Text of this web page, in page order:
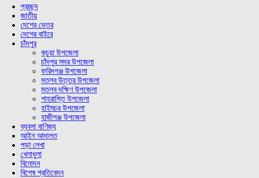
প্রচ্ছদ
জাতীয়
দেশের ভেতর
দেশের বাইরে
চাঁদপুর
কচুয়া উপজেলা
চাঁদপুর সদর উপজেলা
ফরিদগঞ্জ উপজেলা
মতলব উত্তর উপজেলা
মতলব দক্ষিণ উপজেলা
শাহরাস্তি উপজেলা
হাইমচর উপজেলা
হাজীগঞ্জ উপজেলা
ব্যবসা বাণিজ্য
আইন আদালত
পড়া লেখা
খেলাধুলা
বিনোদন
বিশেষ প্রতিবেদন